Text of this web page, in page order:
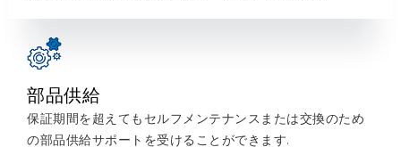
部品供給
保証期間を超えてもセルフメンテナンスまたは交換のため
の部品供給サポートを受けることができます.